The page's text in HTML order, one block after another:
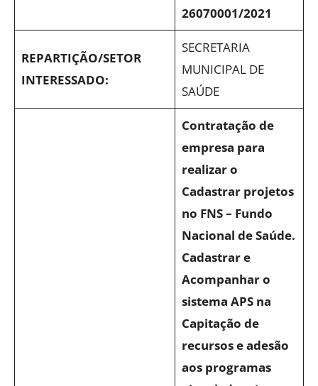
26070001/2021
REPARTIÇÃO/SETOR
INTERESSADO:
SECRETARIA
MUNICIPAL DE
SAÚDE
Contratação de
empresa para
realizar o
Cadastrar projetos
no FNS – Fundo
Nacional de Saúde.
Cadastrar e
Acompanhar o
sistema APS na
Capitação de
recursos e adesão
aos programas